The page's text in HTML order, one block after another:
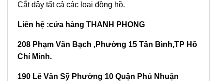
Cắt dây tất cả các loại đồng hồ.
Liên hệ :cửa hàng THANH PHONG
208 Phạm Văn Bạch ,Phường 15 Tân Bình,TP Hồ
Chí Minh.
190 Lê Văn Sỹ Phường 10 Quận Phú Nhuận